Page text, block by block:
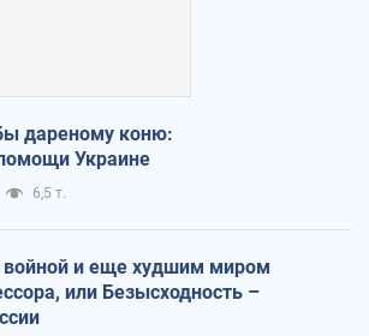
дареному коню:
Украине
6,5 т.
и еще худшим миром
или Безысходность –